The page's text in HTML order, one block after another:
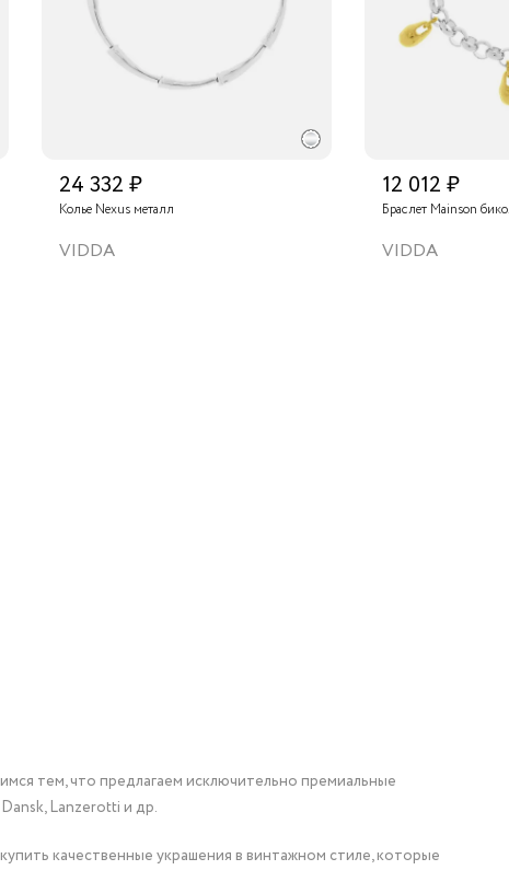
24 332 ₽
Колье Nexus металл
VIDDA
12 012 ₽
Браслет Mainson
VIDDA
тем, что предлагаем исключительно премиальные
Lanzerotti и др.
качественные украшения в винтажном стиле, которые